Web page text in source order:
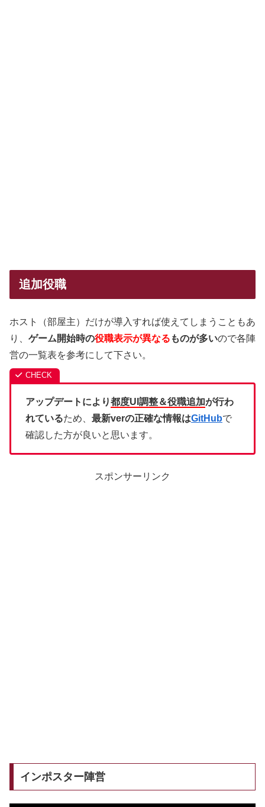
追加役職
ホスト（部屋主）だけが導入すれば使えてしまうこともあ
り、 ゲーム開始時の役職表示が異なる ものが多いので各陣
営の一覧表を参考にして下さい。
アップデートにより都度UI調整＆役職追加が行わ
れているため、 最新verの正確な情報はGitHubで
確認した方が良いと思います。
スポンサーリンク
インポスター陣営